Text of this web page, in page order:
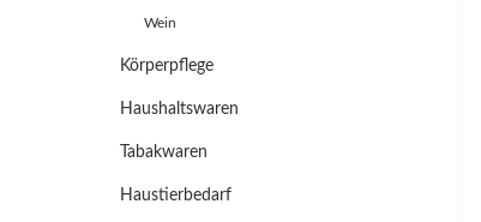
Wein
Körperpflege
Haushaltswaren
Tabakwaren
Haustierbedarf